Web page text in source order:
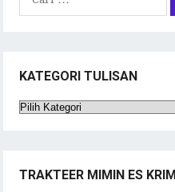
KATEGORI TULISAN
Kategori
TRAKTEER MIMIN ES KRIM